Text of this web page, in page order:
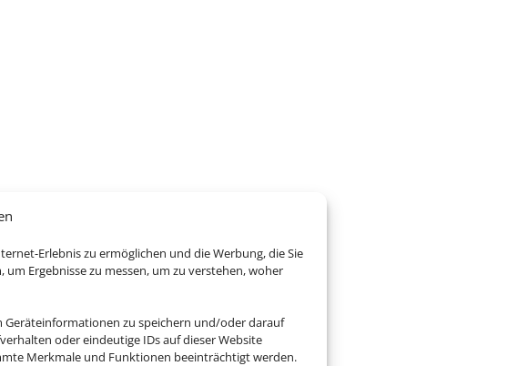
Erlebnis zu ermöglichen und die Werbung, die Sie
Ergebnisse zu messen, um zu verstehen, woher
Geräteinformationen zu speichern und/oder darauf
oder eindeutige IDs auf dieser Website
Merkmale und Funktionen beeinträchtigt werden.